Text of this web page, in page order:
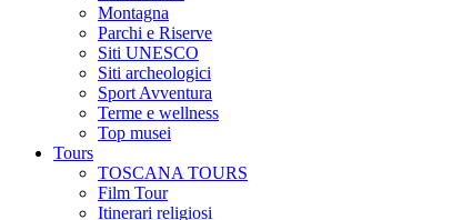
Montagna
Parchi e Riserve
Siti UNESCO
Siti archeologici
Sport Avventura
Terme e wellness
Top musei
Tours
TOSCANA TOURS
Film Tour
Itinerari religiosi